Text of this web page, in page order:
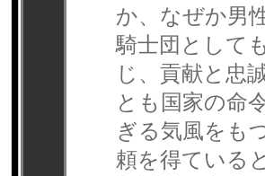
か、なぜか男
騎士団として
じ、貢献と忠
とも国家の命
ぎる気風をも
頼を得ている